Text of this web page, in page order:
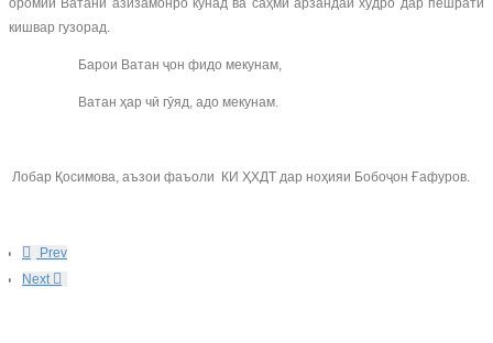
оромии Ватани азизамонро кунад ва саҳми арзандаи худро дар пешрати
кишвар гузорад.
Барои Ватан ҷон фидо мекунам,
Ватан ҳар чӣ гӯяд, адо мекунам.
Лобар Қосимова, аъзои фаъоли КИ ҲХДТ дар ноҳияи Бобоҷон Ғафуров.
Prev
Next